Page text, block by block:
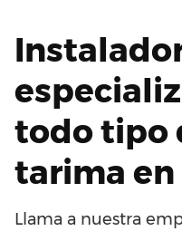
todo tipo
tarima
Llama a nuestra